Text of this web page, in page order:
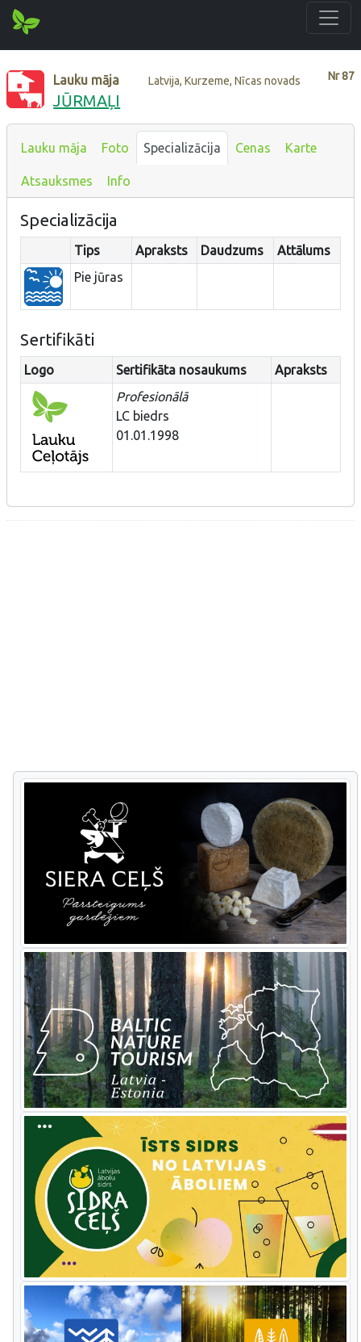
Nr87
Lauku māja Latvija, Kurzeme, Nīcas novads
JŪRMAĻI
Lauku māja Foto Specializācija Cenas Karte
Atsauksmes Info
Specializācija
Tips Apraksts Daudzums
Attālums
Pie jūras
Sertifikāti
Logo Sertifikāta nosaukums
Apraksts
Profesionālā
LC biedrs
01.01.1998